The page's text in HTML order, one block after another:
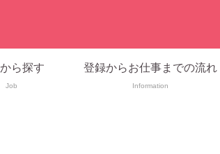
ら探す
Job
登録からお仕事までの流れ
Information